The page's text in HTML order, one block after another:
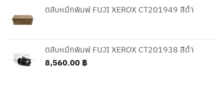
ตลับหมึกพิมพ์ FUJI XEROX CT201949 สีดำ
ตลับหมึกพิมพ์ FUJI XEROX CT201938 สีดำ
8,560.00 ฿